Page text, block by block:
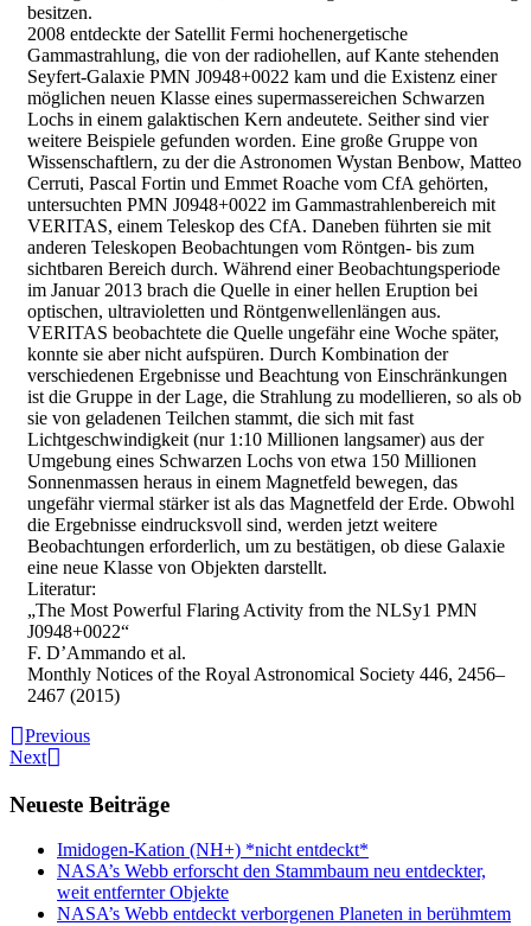
besitzen.
2008 entdeckte der Satellit Fermi hochenergetische
Gammastrahlung, die von der radiohellen, auf Kante stehenden
Seyfert-Galaxie PMN J0948+0022 kam und die Existenz einer
möglichen neuen Klasse eines supermassereichen Schwarzen
Lochs in einem galaktischen Kern andeutete. Seither sind vier
weitere Beispiele gefunden worden. Eine große Gruppe von
Wissenschaftlern, zu der die Astronomen Wystan Benbow, Matteo
Cerruti, Pascal Fortin und Emmet Roache vom CfA gehörten,
untersuchten PMN J0948+0022 im Gammastrahlenbereich mit
VERITAS, einem Teleskop des CfA. Daneben führten sie mit
anderen Teleskopen Beobachtungen vom Röntgen- bis zum
sichtbaren Bereich durch. Während einer Beobachtungsperiode
im Januar 2013 brach die Quelle in einer hellen Eruption bei
optischen, ultravioletten und Röntgenwellenlängen aus.
VERITAS beobachtete die Quelle ungefähr eine Woche später,
konnte sie aber nicht aufspüren. Durch Kombination der
verschiedenen Ergebnisse und Beachtung von Einschränkungen
ist die Gruppe in der Lage, die Strahlung zu modellieren, so als ob
sie von geladenen Teilchen stammt, die sich mit fast
Lichtgeschwindigkeit (nur 1:10 Millionen langsamer) aus der
Umgebung eines Schwarzen Lochs von etwa 150 Millionen
Sonnenmassen heraus in einem Magnetfeld bewegen, das
ungefähr viermal stärker ist als das Magnetfeld der Erde. Obwohl
die Ergebnisse eindrucksvoll sind, werden jetzt weitere
Beobachtungen erforderlich, um zu bestätigen, ob diese Galaxie
eine neue Klasse von Objekten darstellt.
Literatur:
„The Most Powerful Flaring Activity from the NLSy1 PMN
J0948+0022“
F. D’Ammando et al.
Monthly Notices of the Royal Astronomical Society 446, 2456–
2467 (2015)
Previous
Next
Neueste Beiträge
Imidogen-Kation (NH+) *nicht entdeckt*
NASA’s Webb erforscht den Stammbaum neu entdeckter,
weit entfernter Objekte
NASA’s Webb entdeckt verborgenen Planeten in berühmtem